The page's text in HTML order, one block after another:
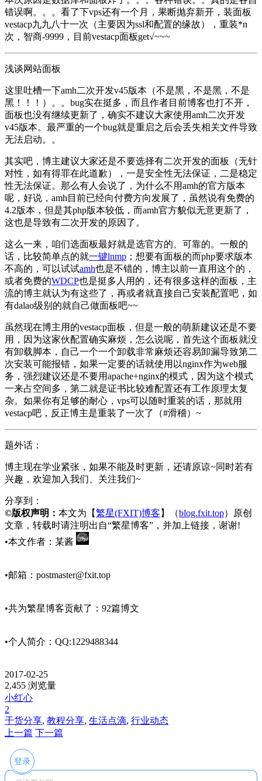
错误啊。。。看了下vps还有一个月，果断抛弃新开，装面板
vestacp九九八十一次（主要因为ssl和配置的缘故），重装*n
次，智商-9999，目前vestacp面板get√~~~
浅谈网站面板
这里吐槽一下amh二次开发v45版本（不是黑，不是黑，不是
黑！！！）。。bug实在挺多，而且作者目前博客也打不开，
面板也没有继续更新了，确实不建议大家使用amh二次开发
v45版本。最严重的一个bug就是重启之后会丢失相关文件导致
无法启动。。
其实吧，博主建议大家还是不要选择有二次开发的面板（无针
对性，如有得罪在此道歉），一是安全性无法保证，二是稳定
性无法保证。那么有人会说了，为什么不用amh的官方版本
呢，好说，amh目前已经向付费方向发展了，虽然说有免费的
4.2版本，但是其php版本较低，而amh官方貌似无意更新了，
这也是导致有二次开发的原因了。
这么一来，咱们选面板最好就是选官方的、可靠的。一般的
话，比较简单点的就一键lnmp ；想要有面板的而php要求版本
不高的，可以试试amh也是不错的，博主以前一直用这个的，
或者免费的WDCP也是挺多人用的，还有很多这样的面板，主
流的博主就认为有这些了，再或者就直接自己安装配置吧，如
有dalao级别的就自己做面板吧~~
虽然现在博主用的vestacp面板，但是一般的萌新建议还是不要
用，因为这家伙配置确实麻烦，怎么说呢，首先这个面板就没
有卸载脚本，自己一个一个卸载非常麻烦还容易卸漏导致第二
次安装可能报错，如果一定要的话就使用以nginx作为web服
务，强烈建议还是不要用apache+nginx的模式，因为这个模式
一来占空间多，第二就是证书比较难配置还有工作原理太复
杂。如果你有足够的耐心，vps可以随时重装的话，那就用
vestacp吧，反正博主是重装了一次了（#滑稽）~
题外话：
博主现在学业紧张，如果不能及时更新，还请原谅~同时若有
兴趣，欢迎加入我们、关注我们~
分享到：
©版权声明： 本文为【繁星(FXIT)博客 】（blog.fxit.top）原创
文章，转载时请注明出自“繁星博客”，并加上链接，谢谢!
•本文作者：某酱
•邮箱： postmaster@fxit.top
•共为繁星博客贡献了：92篇博文
•个人简介：QQ:1229488344
2017-02-25
2,455 浏览量
小红心
2
干货分享, 教程分享, 生活点滴, 行业动态
上一篇 下一篇
登录